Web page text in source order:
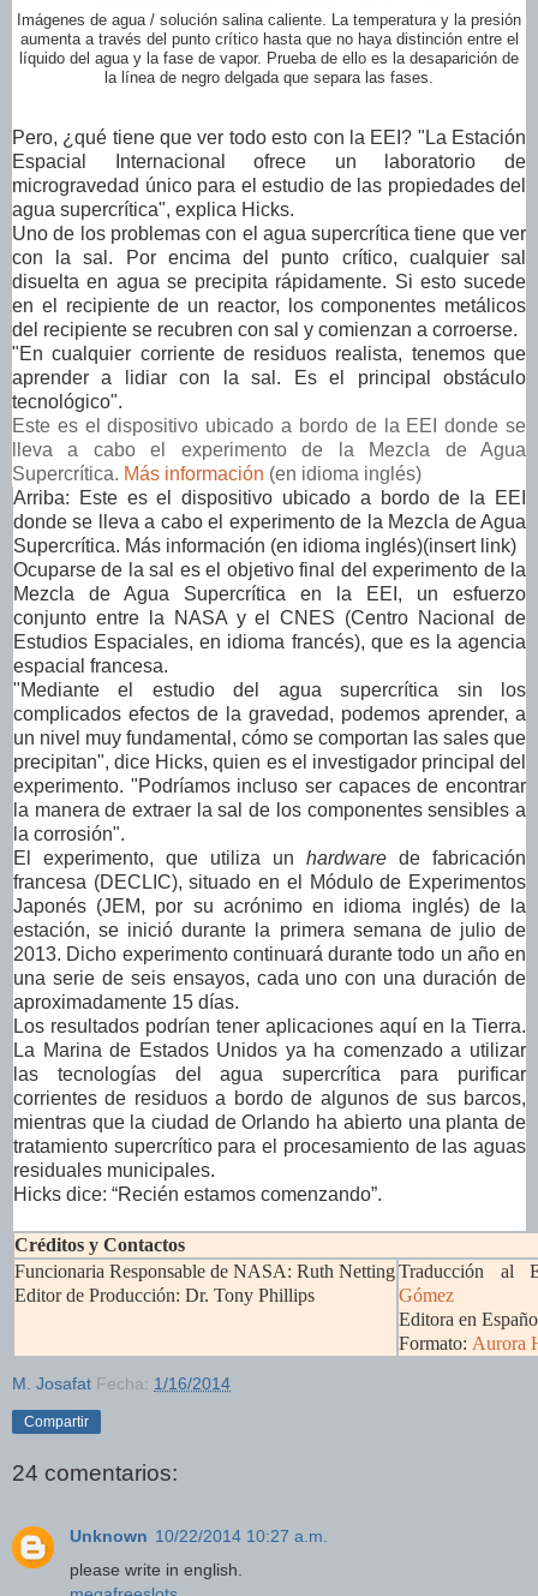
Imágenes de agua / solución salina caliente. La temperatura y la presión
aumenta a través del punto crítico hasta que no haya distinción entre el
líquido del agua y la fase de vapor. Prueba de ello es la desaparición de
la línea de negro delgada que separa las fases.
Pero, ¿qué tiene que ver todo esto con la EEI? "La Estación
Espacial Internacional ofrece un laboratorio de
microgravedad único para el estudio de las propiedades del
agua supercrítica", explica Hicks.
Uno de los problemas con el agua supercrítica tiene que ver
con la sal. Por encima del punto crítico, cualquier sal
disuelta en agua se precipita rápidamente. Si esto sucede
en el recipiente de un reactor, los componentes metálicos
del recipiente se recubren con sal y comienzan a corroerse.
"En cualquier corriente de residuos realista, tenemos que
aprender a lidiar con la sal. Es el principal obstáculo
tecnológico".
Este es el dispositivo ubicado a bordo de la EEI donde se
lleva a cabo el experimento de la Mezcla de Agua
Supercrítica. Más información (en idioma inglés)
Arriba: Este es el dispositivo ubicado a bordo de la EEI
donde se lleva a cabo el experimento de la Mezcla de Agua
Supercrítica. Más información (en idioma inglés)(insert link)
Ocuparse de la sal es el objetivo final del experimento de la
Mezcla de Agua Supercrítica en la EEI, un esfuerzo
conjunto entre la NASA y el CNES (Centro Nacional de
Estudios Espaciales, en idioma francés), que es la agencia
espacial francesa.
"Mediante el estudio del agua supercrítica sin los
complicados efectos de la gravedad, podemos aprender, a
un nivel muy fundamental, cómo se comportan las sales que
precipitan", dice Hicks, quien es el investigador principal del
experimento. "Podríamos incluso ser capaces de encontrar
la manera de extraer la sal de los componentes sensibles a
la corrosión".
El experimento, que utiliza un hardware de fabricación
francesa (DECLIC), situado en el Módulo de Experimentos
Japonés (JEM, por su acrónimo en idioma inglés) de la
estación, se inició durante la primera semana de julio de
2013. Dicho experimento continuará durante todo un año en
una serie de seis ensayos, cada uno con una duración de
aproximadamente 15 días.
Los resultados podrían tener aplicaciones aquí en la Tierra.
La Marina de Estados Unidos ya ha comenzado a utilizar
las tecnologías del agua supercrítica para purificar
corrientes de residuos a bordo de algunos de sus barcos,
mientras que la ciudad de Orlando ha abierto una planta de
tratamiento supercrítico para el procesamiento de las aguas
residuales municipales.
Hicks dice: “Recién estamos comenzando”.
Créditos y Contactos
Funcionaria Responsable de NASA: Ruth Netting
Editor de Producción: Dr. Tony Phillips
Traducción al
Gómez
Editora en
Formato: Aurora
M. Josafat Fecha: 1/16/2014
Compartir
24 comentarios:
Unknown 10/22/2014 10:27 a.m.
please write in english.